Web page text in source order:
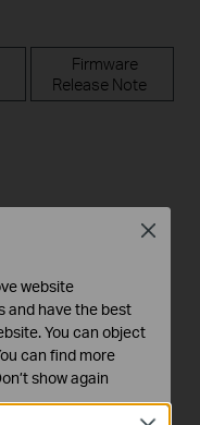
Firmware
Release Note
website
and have the best
You can object
can find more
show again
Close